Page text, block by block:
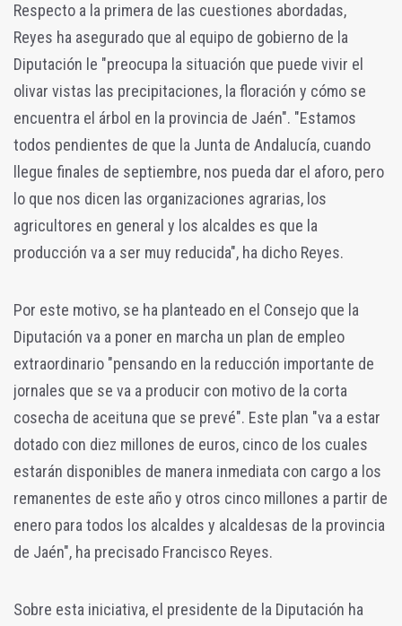
Respecto a la primera de las cuestiones abordadas,
Reyes ha asegurado que al equipo de gobierno de la
Diputación le "preocupa la situación que puede vivir el
olivar vistas las precipitaciones, la floración y cómo se
encuentra el árbol en la provincia de Jaén". "Estamos
todos pendientes de que la Junta de Andalucía, cuando
llegue finales de septiembre, nos pueda dar el aforo, pero
lo que nos dicen las organizaciones agrarias, los
agricultores en general y los alcaldes es que la
producción va a ser muy reducida", ha dicho Reyes.
Por este motivo, se ha planteado en el Consejo que la
Diputación va a poner en marcha un plan de empleo
extraordinario "pensando en la reducción importante de
jornales que se va a producir con motivo de la corta
cosecha de aceituna que se prevé". Este plan "va a estar
dotado con diez millones de euros, cinco de los cuales
estarán disponibles de manera inmediata con cargo a los
remanentes de este año y otros cinco millones a partir de
enero para todos los alcaldes y alcaldesas de la provincia
de Jaén", ha precisado Francisco Reyes.
Sobre esta iniciativa, el presidente de la Diputación ha